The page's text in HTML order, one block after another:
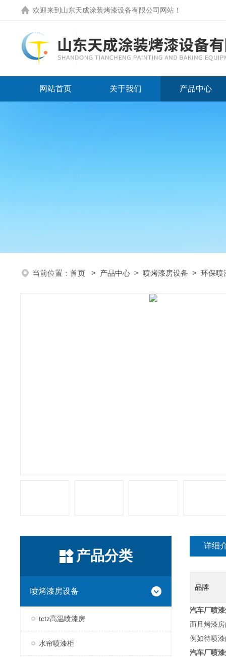
欢迎来到 山东天成涂装烤漆设备有限公司网站 ！
网站首页 关于我们 产品中心
当前位置： 首页 > 产品中心 > 喷烤漆房设备 > 环保喷
产品分类
喷烤漆房设备
tctz高温喷漆房
水帘喷漆柜
详细
品牌
汽车厂喷
而且烤漆
例如待喷
汽车厂喷